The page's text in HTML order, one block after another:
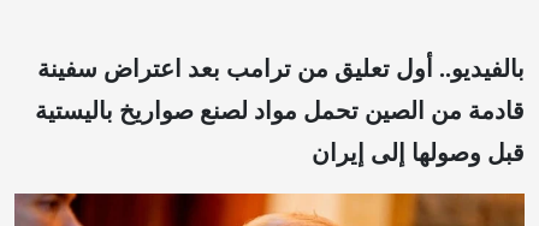
بالفيديو.. أول تعليق من ترامب بعد اعتراض سفينة
قادمة من الصين تحمل مواد لصنع صواريخ باليستية
قبل وصولها إلى إيران